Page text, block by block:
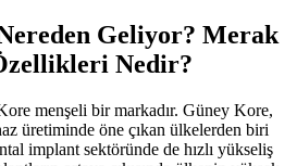
Geliyor? Merak
Nedir?
menşeli bir markadır. Güney Kore,
üretiminde öne çıkan ülkelerden biri
implant sektöründe de hızlı yükseliş